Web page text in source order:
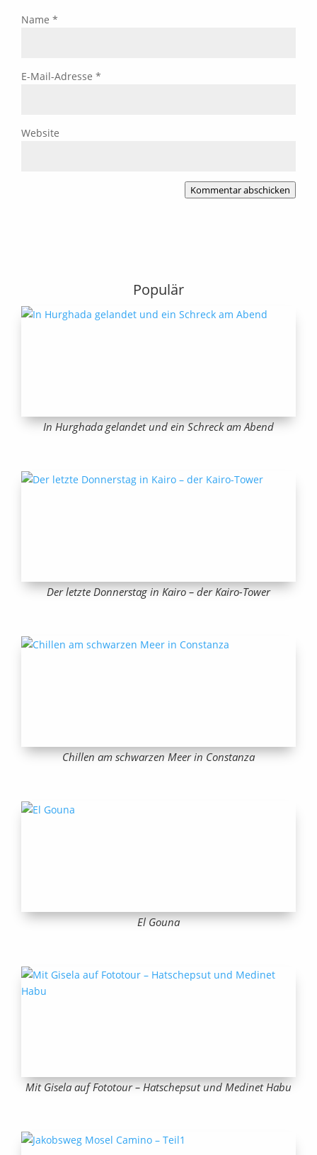
Name *
E-Mail-Adresse *
Website
Kommentar abschicken
Populär
In Hurghada gelandet und ein Schreck am Abend
Der letzte Donnerstag in Kairo – der Kairo-Tower
Chillen am schwarzen Meer in Constanza
El Gouna
Mit Gisela auf Fototour – Hatschepsut und Medinet Habu